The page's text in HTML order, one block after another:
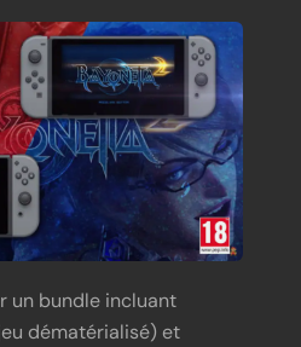
un bundle incluant
dématérialisé) et